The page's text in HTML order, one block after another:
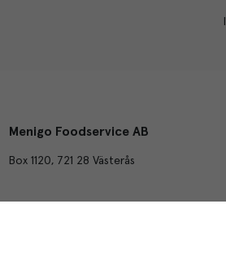
Menigo Foodservice AB
Box 1120, 721 28 Västerås